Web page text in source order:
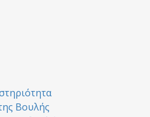
Βουλής